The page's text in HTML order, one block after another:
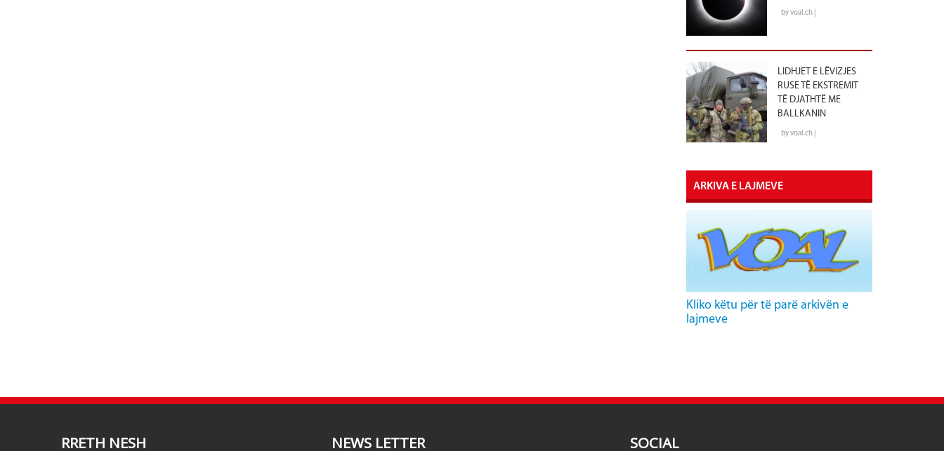
by voal.ch |
LIDHJET E LËVIZJES
RUSE TË EKSTREMIT
TË DJATHTË ME
BALLKANIN
by voal.ch |
ARKIVA E LAJMEVE
Kliko këtu për të parë arkivën e
lajmeve
RRETH NESH NEWS LETTER SOCIAL